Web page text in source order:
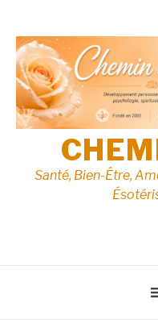
contenu
Santé, Bien-Être,